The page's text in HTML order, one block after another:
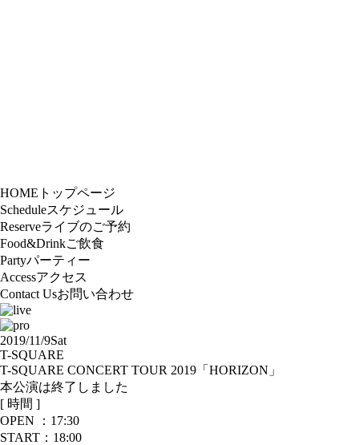
HOME トップページ
Scheduleスケジュール
Reserveライブのご予約
Food&Drinkご飲食
Partyパーティー
Accessアクセス
Contact Usお問い合わせ
2019/11/9Sat
T-SQUARE
T-SQUARE CONCERT TOUR 2019「HORIZON」
本公演は終了しました
[ 時間 ]
OPEN ： 17:30
START：18:00